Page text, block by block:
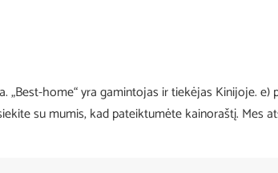
„Best-home“ yra gamintojas ir tiekėjas Kinijoje.
su mumis, kad pateiktumėte kainoraštį. Mes